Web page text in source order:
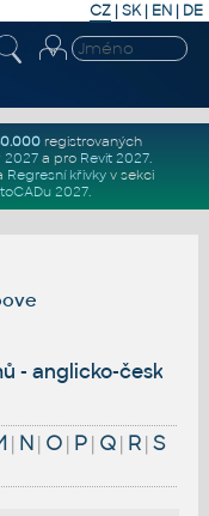
CZ | SK| EN | DE
registrovaných
2027a pro Revit 2027.
Regresní křivkyv sekci
2027.
- anglicko-český
| N| O| P| Q| R| S